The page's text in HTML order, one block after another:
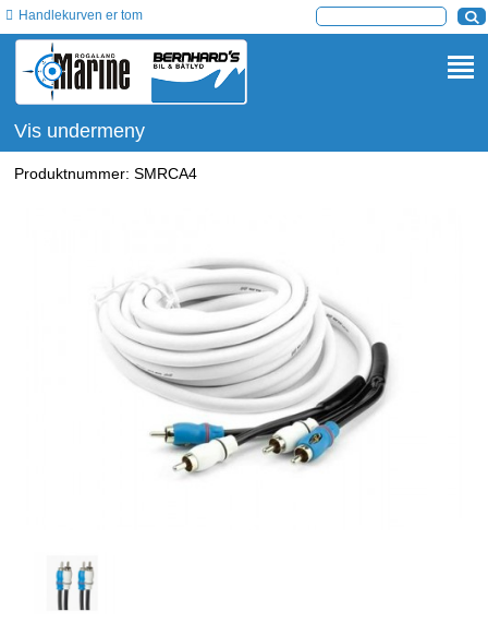
Handlekurven er tom
Vis undermeny
Produktnummer:SMRCA4